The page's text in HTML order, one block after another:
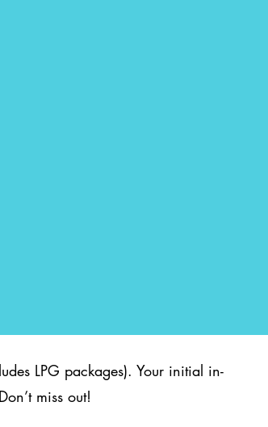
LPG packages). Your initial in-
miss out!